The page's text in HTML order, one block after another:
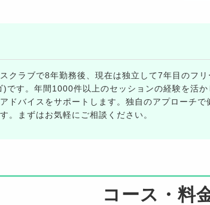
クラブで8年勤務後、現在は独立して7年目のフ
)です。年間1000件以上のセッションの経験を活
ドバイスをサポートします。独自のアプローチで
。まずはお気軽にご相談ください。
コース・料